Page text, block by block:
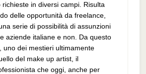
in diversi campi. Risulta
delle opportunità da freelance,
serie di possibilità di assunzioni
aziende italiane e non. Da questo
uno dei mestieri ultimamente
del make up artist, il
che oggi, anche per